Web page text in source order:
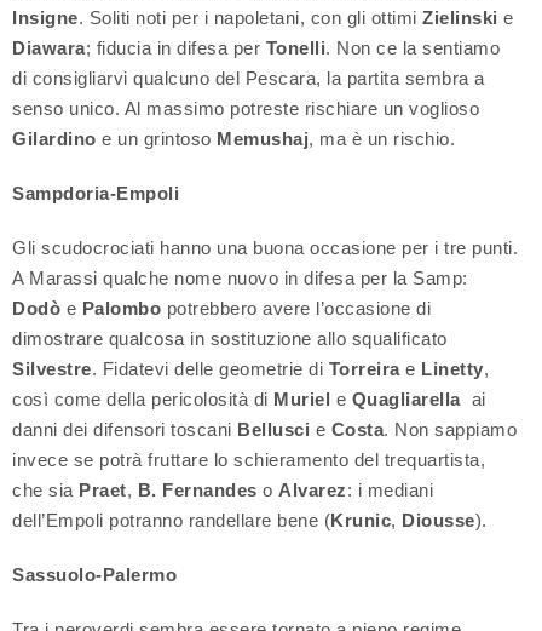
Insigne. Soliti noti per i napoletani, con gli ottimi Zielinski e
Diawara; fiducia in difesa per Tonelli. Non ce la sentiamo
di consigliarvi qualcuno del Pescara, la partita sembra a
senso unico. Al massimo potreste rischiare un voglioso
Gilardino e un grintoso Memushaj, ma è un rischio.
Sampdoria-Empoli
Gli scudocrociati hanno una buona occasione per i tre punti.
A Marassi qualche nome nuovo in difesa per la Samp:
Dodò e Palombo potrebbero avere l’occasione di
dimostrare qualcosa in sostituzione allo squalificato
Silvestre. Fidatevi delle geometrie di Torreirae Linetty,
così come della pericolosità di Muriel e Quagliarellaai
danni dei difensori toscani Bellusci e Costa. Non sappiamo
invece se potrà fruttare lo schieramento del trequartista,
che sia Praet, B. Fernandes o Alvarez: i mediani
dell’Empoli potranno randellare bene (Krunic, Diousse).
Sassuolo-Palermo